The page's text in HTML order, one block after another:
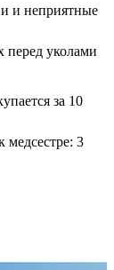
и неприятные
перед уколами
за 10
медсестре: 3